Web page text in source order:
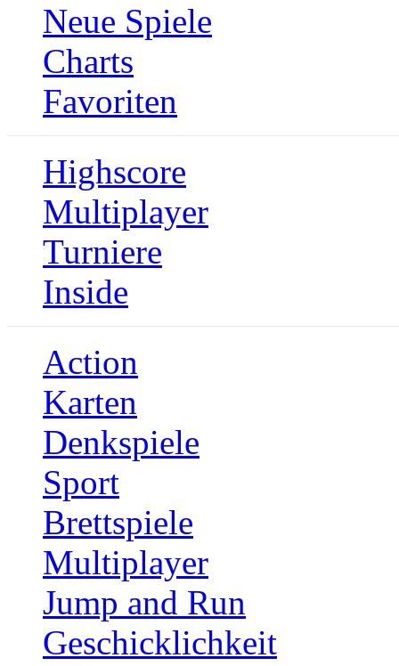
Neue Spiele
Charts
Favoriten
Highscore
Multiplayer
Turniere
Inside
Action
Karten
Denkspiele
Sport
Brettspiele
Multiplayer
Jump and Run
Geschicklichkeit